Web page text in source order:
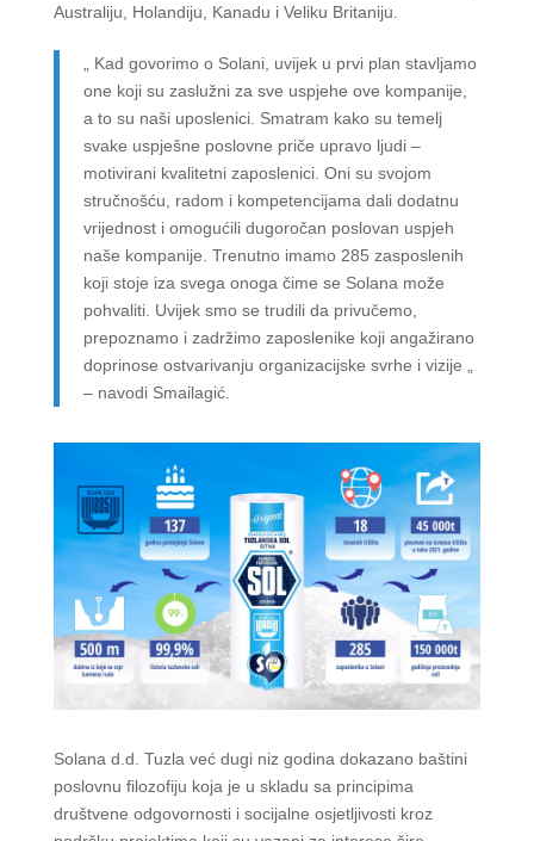
Australiju, Holandiju, Kanadu i Veliku Britaniju.
„ Kad govorimo o Solani, uvijek u prvi plan stavljamo
one koji su zaslužni za sve uspjehe ove kompanije,
a to su naši uposlenici. Smatram kako su temelj
svake uspješne poslovne priče upravo ljudi –
motivirani kvalitetni zaposlenici. Oni su svojom
stručnošću, radom i kompetencijama dali dodatnu
vrijednost i omogućili dugoročan poslovan uspjeh
naše kompanije. Trenutno imamo 285 zasposlenih
koji stoje iza svega onoga čime se Solana može
pohvaliti. Uvijek smo se trudili da privučemo,
prepoznamo i zadržimo zaposlenike koji angažirano
doprinose ostvarivanju organizacijske svrhe i vizije „
– navodi Smailagić.
Solana d.d. Tuzla već dugi niz godina dokazano baštini
poslovnu filozofiju koja je u skladu sa principima
društvene odgovornosti i socijalne osjetljivosti kroz